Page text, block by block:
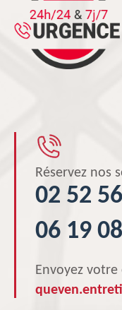
Réservez nos
02 52
06 19
Envoyez votre